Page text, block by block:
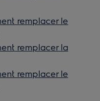
remplacer le
remplacer la
remplacer le